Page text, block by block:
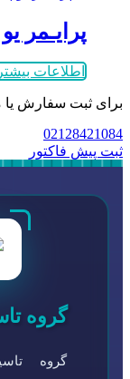
اطلاعات بیشتر
برای ثبت سفارش یا
02128421084
ثبت پیش فاکتور
گروه
گروه